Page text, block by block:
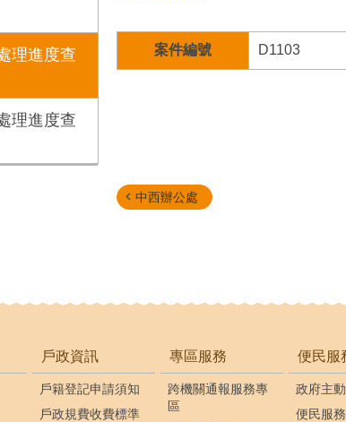
理進度查
理進度查
案件編號 D1103
中西辦公處
戶政資訊
戶籍登記申請須知
戶政規費收費標準
專區服務
跨機關通報服務專
區
便民服
政府主
便民服